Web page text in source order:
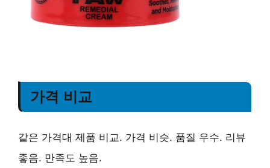
가격 비교
같은 가격대 제품 비교. 가격 비슷. 품질 우수. 리뷰
좋음. 만족도 높음.